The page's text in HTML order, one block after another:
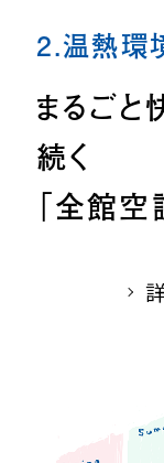
2.温熱環
まるごと
続く
「全館